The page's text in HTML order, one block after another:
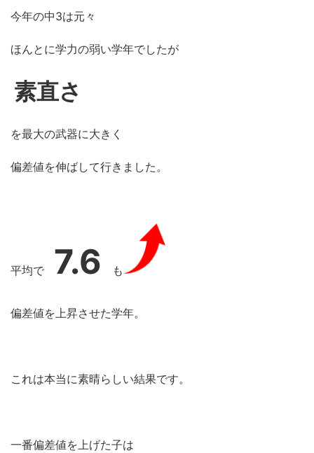
今年の中3は元々
ほんとに学力の弱い学年でしたが
素直さ
を最大の武器に大きく
偏差値を伸ばして行きました。
平均で 7.6 も
偏差値を上昇させた学年。
これは本当に素晴らしい結果です。
一番偏差値を上げた子は